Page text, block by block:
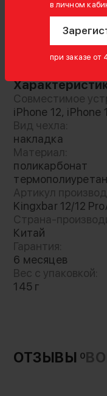
в личном
при заказе от
Конструкция
поликарбоната.
выступами, но
к клавишам и
Совместимое
iPhone 12, iPhone
Вид чехла:
накладка
Материал:
поликарбонат
термополиуретан
Артикул
Kingxbar 12/12
Страна-
Китай
Гарантия:
6 месяцев
Вес с упаковкой:
145 г
ОТЗЫВЫ 0